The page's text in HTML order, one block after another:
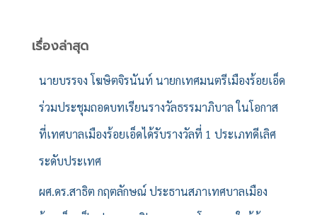
สำ
เรื่องล่าสุด
นายบรรจง โฆษิตจิรนันท์ นายกเทศมนตรีเมืองร้อยเอ็ด
ร่วมประชุมถอดบทเรียนรางวัลธรรมาภิบาล ในโอกาส
ที่เทศบาลเมืองร้อยเอ็ดได้รับรางวัลที่ 1 ประเภทดีเลิศ
ระดับประเทศ
ผศ.ดร.สาธิต กฤตลักษณ์ ประธานสภาเทศบาลเมือง